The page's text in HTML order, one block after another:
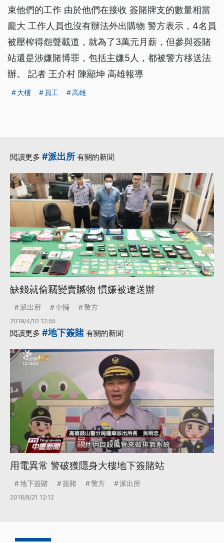
束他們的工作 由於他們在接收 簽賭牌支的數量相當
龐大 工作人員也沒有辦法外出購物 警方表示，4名員
被壓榨得怨聲載道，就為了3萬元月薪，但參與簽賭
站還是涉嫌賭博罪，包括主嫌5人，都被警方移送法
辦。 記者 王介村 陳顯坤 高雄報導
大樓 員工 高雄
閱讀更多 #派出所 有關的新聞
缺錢就偷竊變賣贓物 慣嫌被逮送辦
派出所 車輛 警方
2019/4/10 12:55
閱讀更多 #地下簽賭有關的新聞
用電異常 警破獲隱身大樓地下簽賭站
地下簽賭 簽賭 警方 派出所
2016/8/21 12:12